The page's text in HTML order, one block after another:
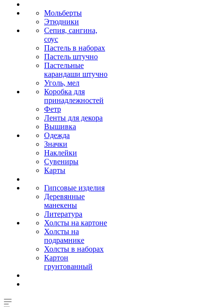
Мольберты
Этюдники
Сепия, сангина,
соус
Пастель в наборах
Пастель штучно
Пастельные
карандаши штучно
Уголь, мел
Коробка для
принадлежностей
Фетр
Ленты для декора
Вышивка
Одежда
Значки
Наклейки
Сувениры
Карты
Гипсовые изделия
Деревянные
манекены
Литература
Холсты на картоне
Холсты на
подрамнике
Холсты в наборах
Картон
грунтованный